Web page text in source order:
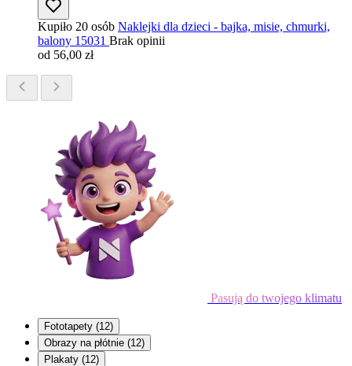
Kupiło 20 osób Naklejki dla dzieci - bajka, misie, chmurki,
balony 15031 Brak opinii
od 56,00 zł
Pasują do twojego klimatu
Fototapety (12)
Obrazy na płótnie (12)
Plakaty (12)